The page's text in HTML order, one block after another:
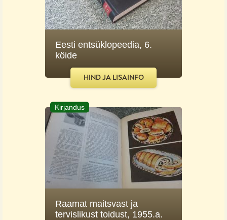
Eesti entsüklopeedia, 6.
köide
HIND JA LISAINFO
Kirjandus
Raamat maitsvast ja
tervislikust toidust, 1955.a.